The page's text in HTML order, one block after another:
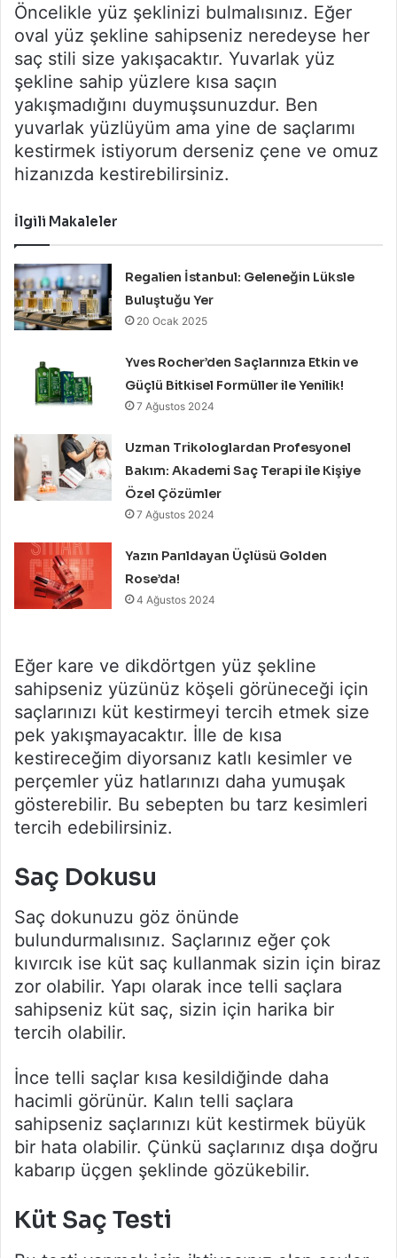
Öncelikle yüz şeklinizi bulmalısınız. Eğer
oval yüz şekline sahipseniz neredeyse her
saç stili size yakışacaktır. Yuvarlak yüz
şekline sahip yüzlere kısa saçın
yakışmadığını duymuşsunuzdur. Ben
yuvarlak yüzlüyüm ama yine de saçlarımı
kestirmek istiyorum derseniz çene ve omuz
hizanızda kestirebilirsiniz.
İlgili Makaleler
Regalien İstanbul: Geleneğin Lüksle
Buluştuğu Yer
20 Ocak 2025
Yves Rocher’den Saçlarınıza Etkin ve
Güçlü Bitkisel Formüller ile Yenilik!
7 Ağustos 2024
Uzman Trikologlardan Profesyonel
Bakım: Akademi Saç Terapi ile Kişiye
Özel Çözümler
7 Ağustos 2024
Yazın Parıldayan Üçlüsü Golden
Rose’da!
4 Ağustos 2024
Eğer kare ve dikdörtgen yüz şekline
sahipseniz yüzünüz köşeli görüneceği için
saçlarınızı küt kestirmeyi tercih etmek size
pek yakışmayacaktır. İlle de kısa
kestireceğim diyorsanız katlı kesimler ve
perçemler yüz hatlarınızı daha yumuşak
gösterebilir. Bu sebepten bu tarz kesimleri
tercih edebilirsiniz.
Saç Dokusu
Saç dokunuzu göz önünde
bulundurmalısınız. Saçlarınız eğer çok
kıvırcık ise küt saç kullanmak sizin için biraz
zor olabilir. Yapı olarak ince telli saçlara
sahipseniz küt saç, sizin için harika bir
tercih olabilir.
İnce telli saçlar kısa kesildiğinde daha
hacimli görünür. Kalın telli saçlara
sahipseniz saçlarınızı küt kestirmek büyük
bir hata olabilir. Çünkü saçlarınız dışa doğru
kabarıp üçgen şeklinde gözükebilir.
Küt Saç Testi